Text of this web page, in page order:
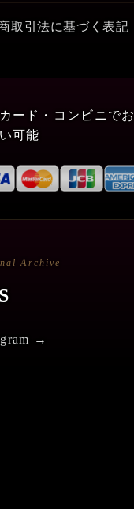
取引法に基づく表記
ード・コンビニでお
可能
Archive
→